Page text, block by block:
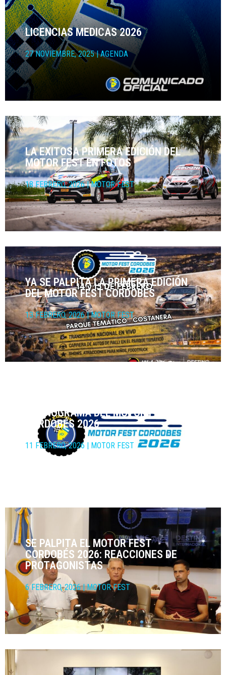
LICENCIAS MEDICAS 2026
27 NOVIEMBRE, 2025 | AGENDA
LA EXITOSA PRIMERA EDICIÓN DEL
MOTOR FEST EN FOTOS
18 FEBRERO, 2026 | MOTOR FEST
YA SE PALPITA LA PRIMERA EDICIÓN
DEL MOTOR FEST CORDOBÉS
13 FEBRERO, 2026 | MOTOR FEST
CRONOGRAMA DEL MOTOR FEST
CORDOBÉS 2026
11 FEBRERO, 2026 MOTOR FEST
SE PALPITA EL MOTOR FEST
CORDOBÉS 2026: REACCIONES DE
PROTAGONISTAS
6 FEBRERO, 2026 | MOTOR FEST